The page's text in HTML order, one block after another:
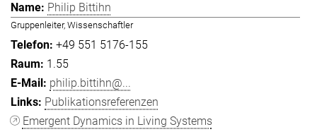
Philip Bittihn
Gruppenleiter, Wissenschaftler
+49 551 5176-155
1.55
philip.bittihn@...
Publikationsreferenzen
Emergent Dynamics in Living Systems